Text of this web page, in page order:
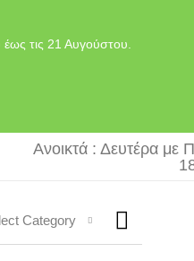
τις 21 Αυγούστου.
Ανοικτά : Δευτέρα με
Category